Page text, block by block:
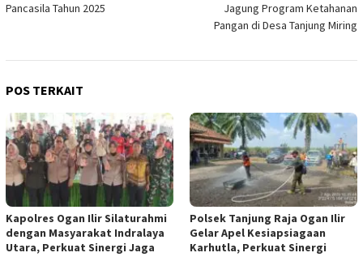
Pancasila Tahun 2025
Jagung Program Ketahanan
Pangan di Desa Tanjung Miring
POS TERKAIT
Kapolres Ogan Ilir Silaturahmi
dengan Masyarakat Indralaya
Utara, Perkuat Sinergi Jaga
Polsek Tanjung Raja Ogan Ilir
Gelar Apel Kesiapsiagaan
Karhutla, Perkuat Sinergi